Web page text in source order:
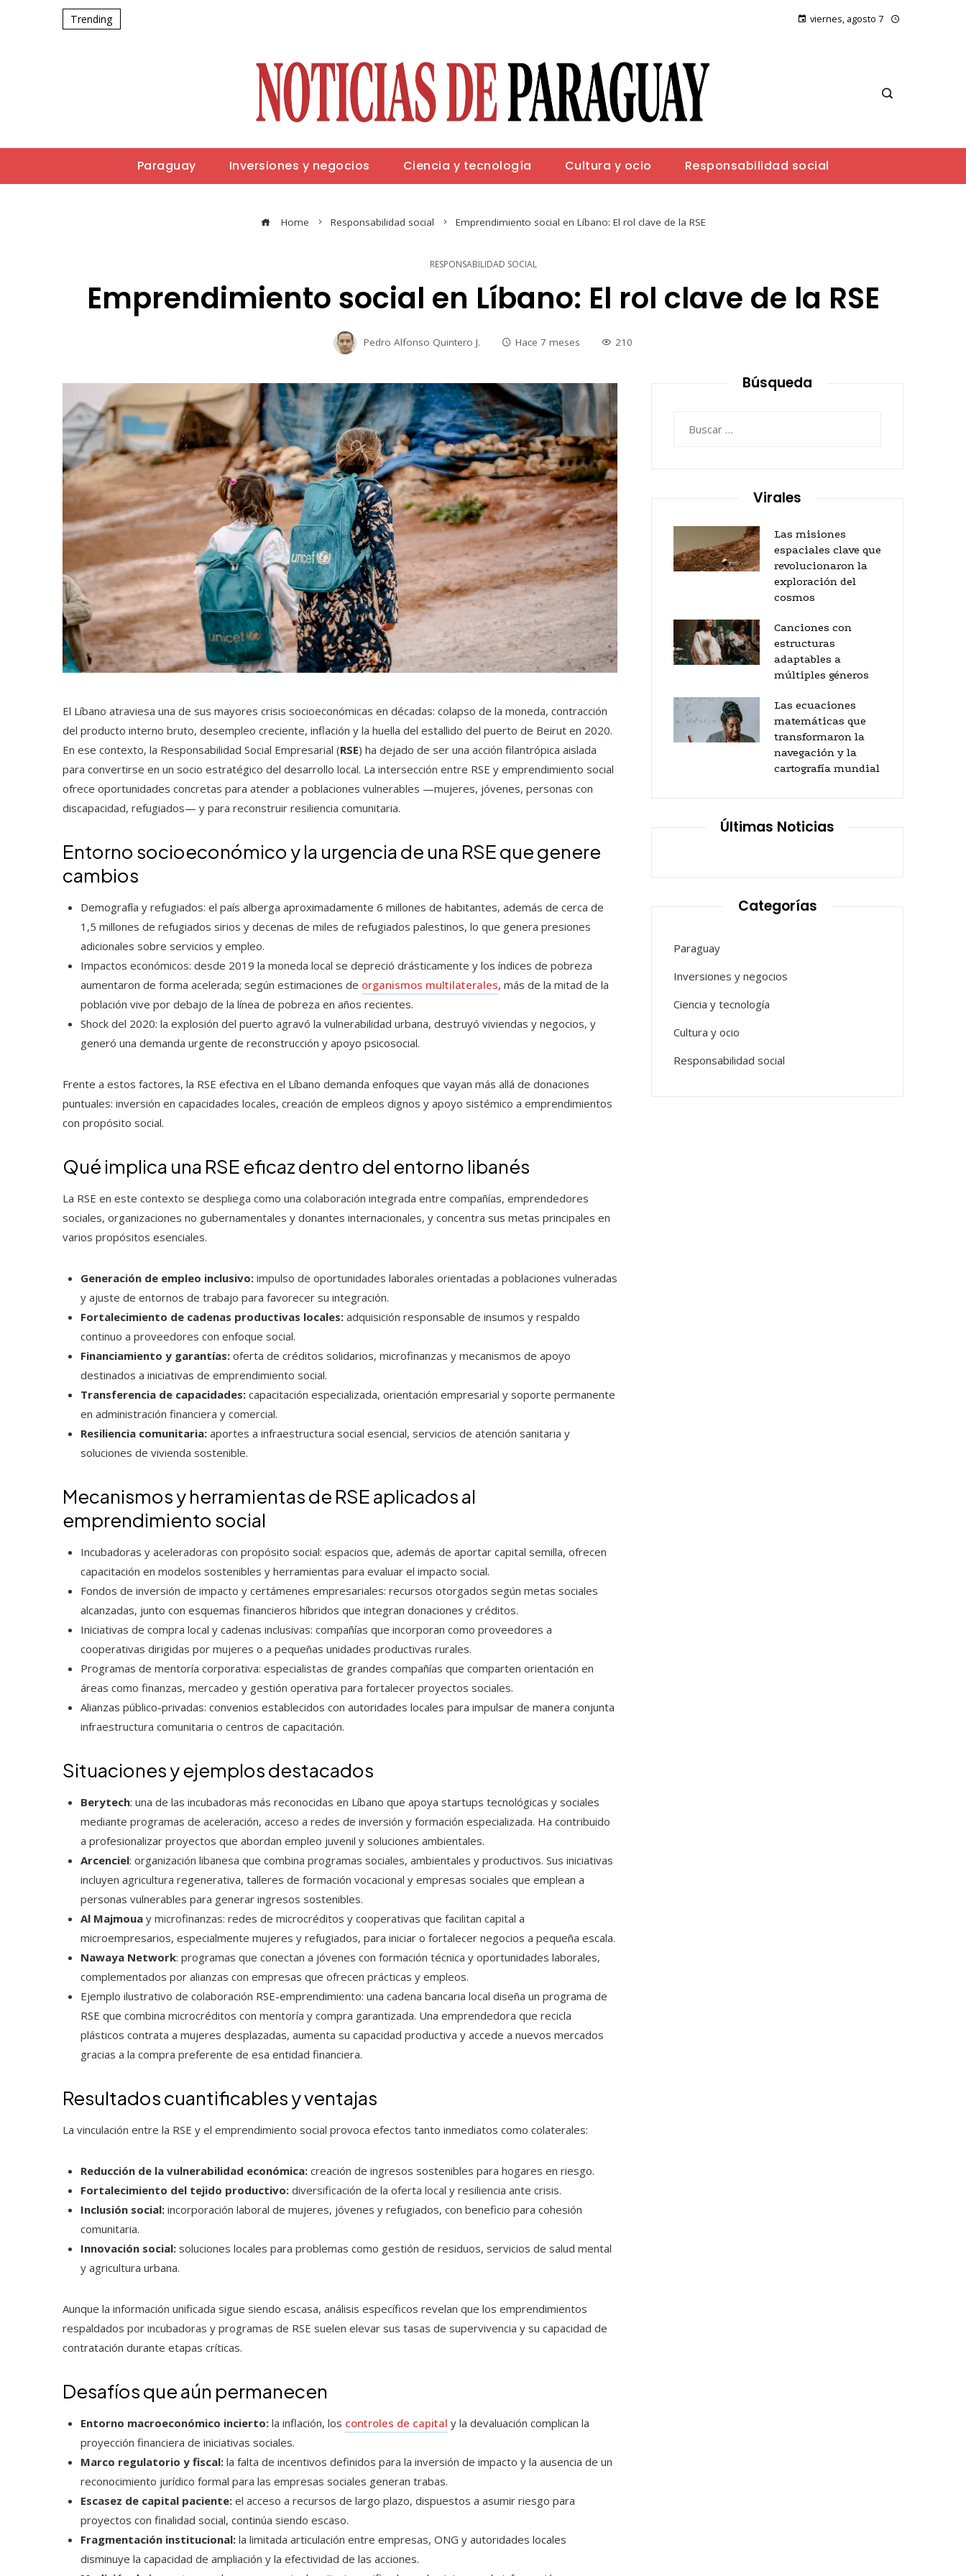
Trending viernes, agosto 7
Paraguay Inversiones y negocios Ciencia y tecnología Cultura y ocio Responsabilidad social
Home Responsabilidad social Emprendimiento social en Líbano: El rol clave de la RSE
RESPONSABILIDAD SOCIAL
Emprendimiento social en Líbano: El rol clave de la RSE
Pedro Alfonso Quintero J. Hace 7 meses 210
El Líbano atraviesa una de sus mayores crisis socioeconómicas en décadas: colapso de la moneda, contracción
del producto interno bruto, desempleo creciente, inflación y la huella del estallido del puerto de Beirut en 2020.
En ese contexto, la Responsabilidad Social Empresarial (RSE) ha dejado de ser una acción filantrópica aislada
para convertirse en un socio estratégico del desarrollo local. La intersección entre RSE y emprendimiento social
ofrece oportunidades concretas para atender a poblaciones vulnerables —mujeres, jóvenes, personas con
discapacidad, refugiados— y para reconstruir resiliencia comunitaria.
Entorno socioeconómico y la urgencia de una RSE que genere
cambios
Demografía y refugiados: el país alberga aproximadamente 6 millones de habitantes, además de cerca de
1,5 millones de refugiados sirios y decenas de miles de refugiados palestinos, lo que genera presiones
adicionales sobre servicios y empleo.
Impactos económicos: desde 2019 la moneda local se depreció drásticamente y los índices de pobreza
aumentaron de forma acelerada; según estimaciones de organismos multilaterales, más de la mitad de la
población vive por debajo de la línea de pobreza en años recientes.
Shock del 2020: la explosión del puerto agravó la vulnerabilidad urbana, destruyó viviendas y negocios, y
generó una demanda urgente de reconstrucción y apoyo psicosocial.
Frente a estos factores, la RSE efectiva en el Líbano demanda enfoques que vayan más allá de donaciones
puntuales: inversión en capacidades locales, creación de empleos dignos y apoyo sistémico a emprendimientos
con propósito social.
Qué implica una RSE eficaz dentro del entorno libanés
La RSE en este contexto se despliega como una colaboración integrada entre compañías, emprendedores
sociales, organizaciones no gubernamentales y donantes internacionales, y concentra sus metas principales en
varios propósitos esenciales.
Generación de empleo inclusivo: impulso de oportunidades laborales orientadas a poblaciones vulneradas
y ajuste de entornos de trabajo para favorecer su integración.
Fortalecimiento de cadenas productivas locales: adquisición responsable de insumos y respaldo
continuo a proveedores con enfoque social.
Financiamiento y garantías: oferta de créditos solidarios, microfinanzas y mecanismos de apoyo
destinados a iniciativas de emprendimiento social.
Transferencia de capacidades: capacitación especializada, orientación empresarial y soporte permanente
en administración financiera y comercial.
Resiliencia comunitaria: aportes a infraestructura social esencial, servicios de atención sanitaria y
soluciones de vivienda sostenible.
Mecanismos y herramientas de RSE aplicados al
emprendimiento social
Incubadoras y aceleradoras con propósito social: espacios que, además de aportar capital semilla, ofrecen
capacitación en modelos sostenibles y herramientas para evaluar el impacto social.
Fondos de inversión de impacto y certámenes empresariales: recursos otorgados según metas sociales
alcanzadas, junto con esquemas financieros híbridos que integran donaciones y créditos.
Iniciativas de compra local y cadenas inclusivas: compañías que incorporan como proveedores a
cooperativas dirigidas por mujeres o a pequeñas unidades productivas rurales.
Programas de mentoría corporativa: especialistas de grandes compañías que comparten orientación en
áreas como finanzas, mercadeo y gestión operativa para fortalecer proyectos sociales.
Alianzas público-privadas: convenios establecidos con autoridades locales para impulsar de manera conjunta
infraestructura comunitaria o centros de capacitación.
Situaciones y ejemplos destacados
Berytech: una de las incubadoras más reconocidas en Líbano que apoya startups tecnológicas y sociales
mediante programas de aceleración, acceso a redes de inversión y formación especializada. Ha contribuido
a profesionalizar proyectos que abordan empleo juvenil y soluciones ambientales.
Arcenciel: organización libanesa que combina programas sociales, ambientales y productivos. Sus iniciativas
incluyen agricultura regenerativa, talleres de formación vocacional y empresas sociales que emplean a
personas vulnerables para generar ingresos sostenibles.
Al Majmoua y microfinanzas: redes de microcréditos y cooperativas que facilitan capital a
microempresarios, especialmente mujeres y refugiados, para iniciar o fortalecer negocios a pequeña escala.
Nawaya Network: programas que conectan a jóvenes con formación técnica y oportunidades laborales,
complementados por alianzas con empresas que ofrecen prácticas y empleos.
Ejemplo ilustrativo de colaboración RSE-emprendimiento: una cadena bancaria local diseña un programa de
RSE que combina microcréditos con mentoría y compra garantizada. Una emprendedora que recicla
plásticos contrata a mujeres desplazadas, aumenta su capacidad productiva y accede a nuevos mercados
gracias a la compra preferente de esa entidad financiera.
Resultados cuantificables y ventajas
La vinculación entre la RSE y el emprendimiento social provoca efectos tanto inmediatos como colaterales:
Reducción de la vulnerabilidad económica: creación de ingresos sostenibles para hogares en riesgo.
Fortalecimiento del tejido productivo: diversificación de la oferta local y resiliencia ante crisis.
Inclusión social: incorporación laboral de mujeres, jóvenes y refugiados, con beneficio para cohesión
comunitaria.
Innovación social: soluciones locales para problemas como gestión de residuos, servicios de salud mental
y agricultura urbana.
Aunque la información unificada sigue siendo escasa, análisis específicos revelan que los emprendimientos
respaldados por incubadoras y programas de RSE suelen elevar sus tasas de supervivencia y su capacidad de
contratación durante etapas críticas.
Desafíos que aún permanecen
Entorno macroeconómico incierto: la inflación, los controles de capital y la devaluación complican la
proyección financiera de iniciativas sociales.
Marco regulatorio y fiscal: la falta de incentivos definidos para la inversión de impacto y la ausencia de un
reconocimiento jurídico formal para las empresas sociales generan trabas.
Escasez de capital paciente: el acceso a recursos de largo plazo, dispuestos a asumir riesgo para
proyectos con finalidad social, continúa siendo escaso.
Fragmentación institucional: la limitada articulación entre empresas, ONG y autoridades locales
disminuye la capacidad de ampliación y la efectividad de las acciones.
Búsqueda
Virales
Las misiones
espaciales clave que
revolucionaron la
exploración del
cosmos
Canciones con
estructuras
adaptables a
múltiples géneros
Las ecuaciones
matemáticas que
transformaron la
navegación y la
cartografía mundial
Últimas Noticias
Categorías
Paraguay
Inversiones y negocios
Ciencia y tecnología
Cultura y ocio
Responsabilidad social